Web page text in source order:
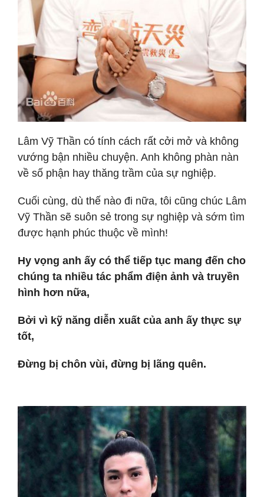
Lâm Vỹ Thần có tính cách rất cởi mở và không
vướng bận nhiều chuyện. Anh không phàn nàn
về số phận hay thăng trầm của sự nghiệp.
Cuối cùng, dù thế nào đi nữa, tôi cũng chúc Lâm
Vỹ Thần sẽ suôn sẻ trong sự nghiệp và sớm tìm
được hạnh phúc thuộc về mình!
Hy vọng anh ấy có thể tiếp tục mang đến cho
chúng ta nhiều tác phẩm điện ảnh và truyền
hình hơn nữa,
Bởi vì kỹ năng diễn xuất của anh ấy thực sự
tốt,
Đừng bị chôn vùi, đừng bị lãng quên.